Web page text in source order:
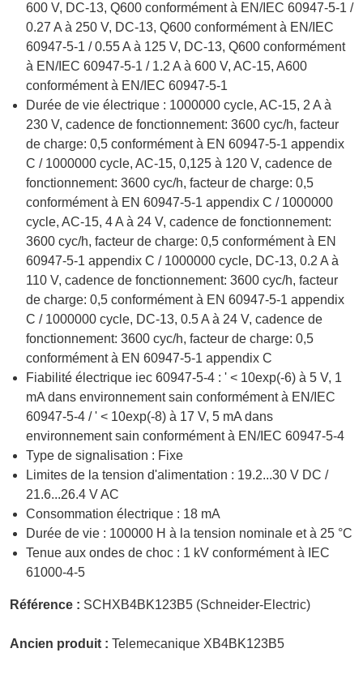
600 V, DC-13, Q600 conformément à EN/IEC 60947-5-1 /
0.27 A à 250 V, DC-13, Q600 conformément à EN/IEC
60947-5-1 / 0.55 A à 125 V, DC-13, Q600 conformément
à EN/IEC 60947-5-1 / 1.2 A à 600 V, AC-15, A600
conformément à EN/IEC 60947-5-1
Durée de vie électrique : 1000000 cycle, AC-15, 2 A à
230 V, cadence de fonctionnement: 3600 cyc/h, facteur
de charge: 0,5 conformément à EN 60947-5-1 appendix
C / 1000000 cycle, AC-15, 0,125 à 120 V, cadence de
fonctionnement: 3600 cyc/h, facteur de charge: 0,5
conformément à EN 60947-5-1 appendix C / 1000000
cycle, AC-15, 4 A à 24 V, cadence de fonctionnement:
3600 cyc/h, facteur de charge: 0,5 conformément à EN
60947-5-1 appendix C / 1000000 cycle, DC-13, 0.2 A à
110 V, cadence de fonctionnement: 3600 cyc/h, facteur
de charge: 0,5 conformément à EN 60947-5-1 appendix
C / 1000000 cycle, DC-13, 0.5 A à 24 V, cadence de
fonctionnement: 3600 cyc/h, facteur de charge: 0,5
conformément à EN 60947-5-1 appendix C
Fiabilité électrique iec 60947-5-4 : ' < 10exp(-6) à 5 V, 1
mA dans environnement sain conformément à EN/IEC
60947-5-4 / ' < 10exp(-8) à 17 V, 5 mA dans
environnement sain conformément à EN/IEC 60947-5-4
Type de signalisation : Fixe
Limites de la tension d'alimentation : 19.2...30 V DC /
21.6...26.4 V AC
Consommation électrique : 18 mA
Durée de vie : 100000 H à la tension nominale et à 25 °C
Tenue aux ondes de choc : 1 kV conformément à IEC
61000-4-5
Référence : SCHXB4BK123B5 (Schneider-Electric)
Ancien produit : Telemecanique XB4BK123B5